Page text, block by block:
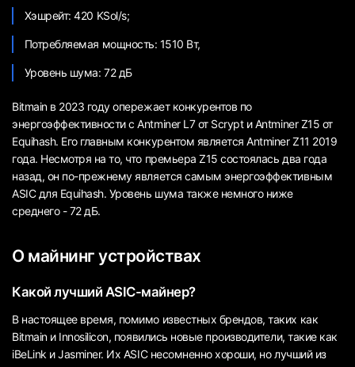
Хэшрейт: 420 KSol/s;
Потребляемая мощность: 1510 Вт,
Уровень шума: 72 дБ
Bitmain в 2023 году опережает конкурентов по
энергоэффективности с Antminer L7 от Scrypt и Antminer Z15 от
Equihash. Его главным конкурентом является Antminer Z11 2019
года. Несмотря на то, что премьера Z15 состоялась два года
назад, он по-прежнему является самым энергоэффективным
ASIC для Equihash. Уровень шума также немного ниже
среднего - 72 дБ.
О майнинг устройствах
Какой лучший ASIC-майнер?
В настоящее время, помимо известных брендов, таких как
Bitmain и Innosilicon, появились новые производители, такие как
iBeLink и Jasminer. Их ASIC несомненно хороши, но лучший из